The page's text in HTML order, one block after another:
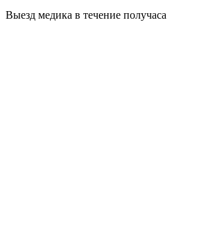
Выезд медика в течение получаса